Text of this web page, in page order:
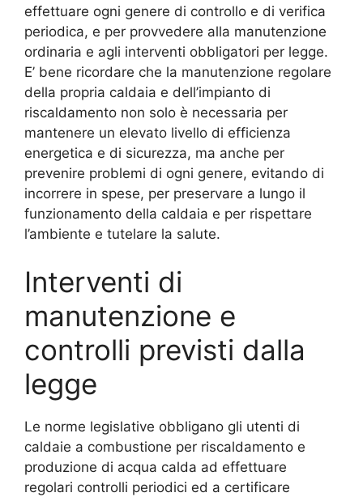
effettuare ogni genere di controllo e di verifica
periodica, e per provvedere alla manutenzione
ordinaria e agli interventi obbligatori per legge.
E’ bene ricordare che la manutenzione regolare
della propria caldaia e dell’impianto di
riscaldamento non solo è necessaria per
mantenere un elevato livello di efficienza
energetica e di sicurezza, ma anche per
prevenire problemi di ogni genere, evitando di
incorrere in spese, per preservare a lungo il
funzionamento della caldaia e per rispettare
l’ambiente e tutelare la salute.
Interventi di
manutenzione e
controlli previsti dalla
legge
Le norme legislative obbligano gli utenti di
caldaie a combustione per riscaldamento e
produzione di acqua calda ad effettuare
regolari controlli periodici ed a certificare